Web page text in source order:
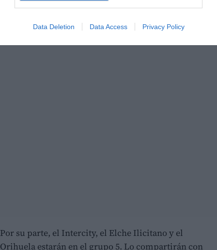
Data Deletion Data Access Privacy Policy
Por su parte, el Intercity, el Elche Ilicitano y el
Orihuela estarán en el grupo 5. Lo compartirán con